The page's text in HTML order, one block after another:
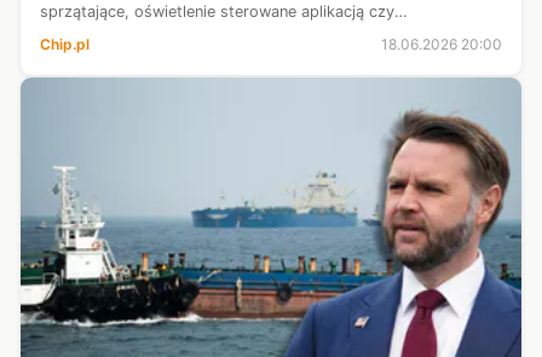
sprzątające, oświetlenie sterowane aplikacją czy
zaawansowane systemy bezpieczeństwa. To również suszarki
do włosów, szczoteczki do zębów czy naw...
Chip.pl 18.06.2026 20:00